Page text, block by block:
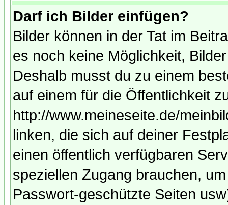
Darf ich Bilder einfügen?
Bilder können in der Tat im
es noch keine Möglichkeit,
Deshalb musst du zu einem
auf einem für die Öffentlichkeit
http://www.meineseite.de/
linken, die sich auf deiner
einen öffentlich verfügbaren
speziellen Zugang brauchen,
Passwort-geschützte Seiten